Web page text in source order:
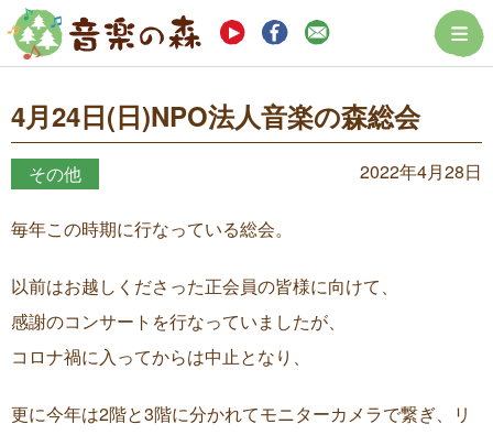
まつぼっくり音
4月24日(日)NPO法人音楽の森総会
その他 2022年4月28日
毎年この時期に行なっている総会。
以前はお越しくださった正会員の皆様に向けて、
感謝のコンサートを行なっていましたが、
コロナ禍に入ってからは中止となり、
更に今年は2階と3階に分かれてモニターカメラで繋ぎ、リ